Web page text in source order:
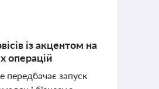
із акцентом на
операцій
передбачає запуск